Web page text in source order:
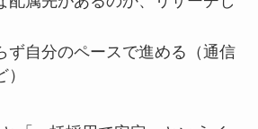
ず自分のペースで進める（通信